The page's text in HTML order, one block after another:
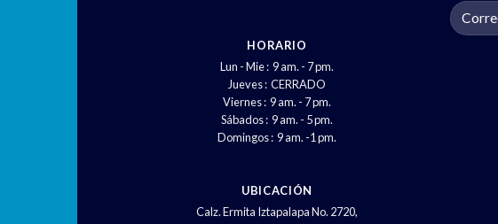
HORARIO
Lun - Mie : 9 am. - 7 pm.
Jueves : CERRADO
Viernes : 9 am. - 7 pm.
Sábados : 9 am. - 5 pm.
Domingos : 9 am. -1 pm.
UBICACIÓN
Calz. Ermita Iztapalapa No. 2720,